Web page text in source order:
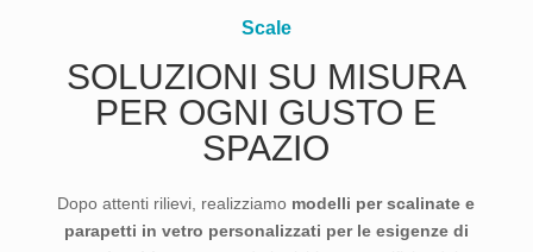
Scale
SOLUZIONI SU MISURA
PER OGNI GUSTO E
SPAZIO
Dopo attenti rilievi, realizziamo modelli per scalinate e
parapetti in vetro personalizzati per le esigenze di